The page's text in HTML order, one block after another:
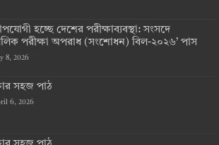
হচ্ছে দেশের পরীক্ষাব্যবস্থা: সংসদে
পরীক্ষা অপরাধ (সংশোধন) বিল-২০২৬’ পাস
8, 2026
সহজ পাঠ
6, 2026